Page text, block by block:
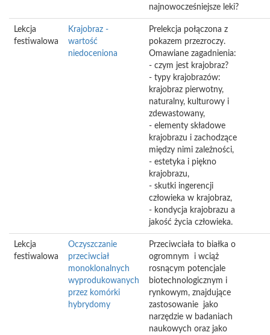
najnowocześniejsze leki?
Lekcja
festiwalowa
Krajobraz -
wartość
niedoceniona
Prelekcja połączona z
pokazem przezroczy.
Omawiane zagadnienia:
- czym jest krajobraz?
- typy krajobrazów:
krajobraz pierwotny,
naturalny, kulturowy i
zdewastowany,
- elementy składowe
krajobrazu i zachodzące
między nimi zależności,
- estetyka i piękno
krajobrazu,
- skutki ingerencji
człowieka w krajobraz,
- kondycja krajobrazu a
jakość życia człowieka.
Lekcja
festiwalowa
Oczyszczanie
przeciwciał
monoklonalnych
wyprodukowanych
przez komórki
hybrydomy
Przeciwciała to białka o
ogromnym i wciąż
rosnącym potencjale
biotechnologicznym i
rynkowym, znajdujące
zastosowanie jako
narzędzie w badaniach
naukowych oraz jako